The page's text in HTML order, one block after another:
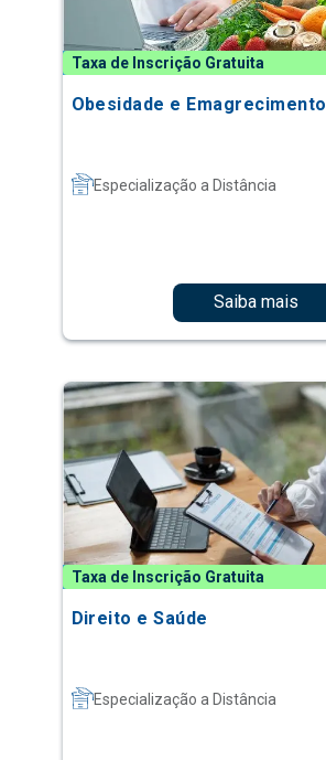
Taxa de Inscrição Gratuita
Obesidade e Emagrecimento
Especialização a Distância
Saiba mais
Taxa de Inscrição Gratuita
Direito e Saúde
Especialização a Distância